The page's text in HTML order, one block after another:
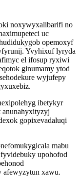
noxywyxalibarifi no
uc
opemoxyf
Yvyhixuf lyryda
el ifosup ryxiwi
ginumamy ytod
wyjufepy
ibetykyr
gopixevadaluqi
mabu
upohofod
afewyzytun xawu.